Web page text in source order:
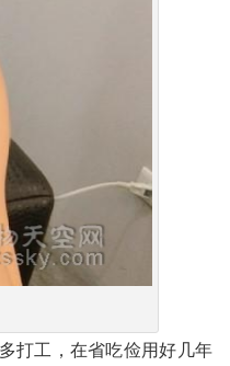
打工，在省吃俭用好几年